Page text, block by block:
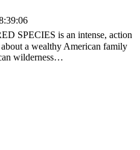
SPECIES is an intense, action
a wealthy American family
wilderness…